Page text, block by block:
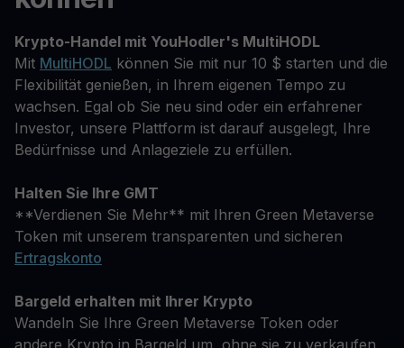
Krypto-Handel mit YouHodler's MultiHODL
Mit MultiHODL können Sie mit nur 10 $ starten und die
Flexibilität genießen, in Ihrem eigenen Tempo zu
wachsen. Egal ob Sie neu sind oder ein erfahrener
Investor, unsere Plattform ist darauf ausgelegt, Ihre
Bedürfnisse und Anlageziele zu erfüllen.
Halten Sie Ihre GMT
**Verdienen Sie Mehr** mit Ihren Green Metaverse
Token mit unserem transparenten und sicheren
Ertragskonto
Bargeld erhalten mit Ihrer Krypto
Wandeln Sie Ihre Green Metaverse Token oder
andere Krypto in Bargeld um, ohne sie zu verkaufen.